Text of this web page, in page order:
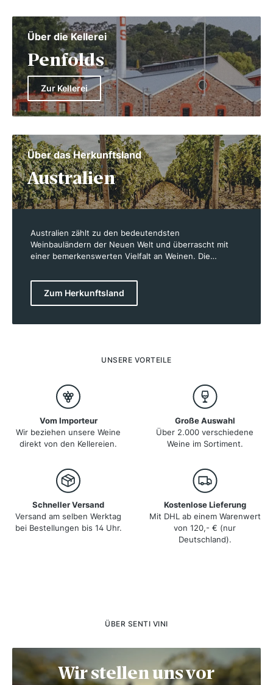
Über die Kellerei
Penfolds
Zur Kellerei
Über das Herkunftsland
Australien
Australien zählt zu den bedeutendsten
Weinbauländern der Neuen Welt und überrascht mit
einer bemerkenswerten Vielfalt an Weinen. Die
verschiedene Klimazonen, von heißen, trockenen
Regionen bis hin zu kühleren, vom Meer beeinflussten
besonders Shiraz und Chardonnay internationale
typische Frische aus, die durch die kühleren Regionen
Adelaide Hills begünstigt wird.
Zum Herkunftsland
UNSERE VORTEILE
Vom Importeur
Wir beziehen unsere Weine
direkt von den Kellereien.
Große Auswahl
Über 2.000 verschiedene
Weine im Sortiment.
Schneller Versand
Versand am selben Werktag
bei Bestellungen bis 14 Uhr.
Kostenlose Lieferung
Mit DHL ab einem Warenwert
von 120,- € (nur
Deutschland).
ÜBER SENTI VINI
Wir stellen uns vor